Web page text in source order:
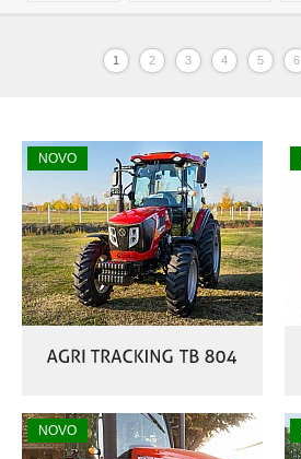
1 2 3 4 5 6
NOVO
NOVO